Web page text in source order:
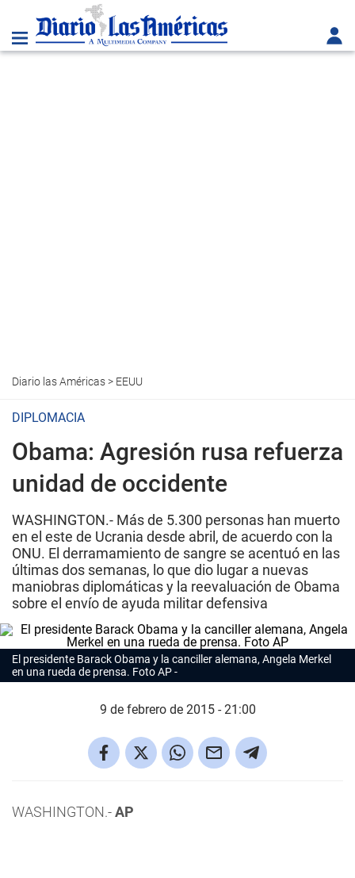
Diario las Américas> EEUU
DIPLOMACIA
Obama: Agresión rusa refuerza
unidad de occidente
WASHINGTON.- Más de 5.300 personas han muerto
en el este de Ucrania desde abril, de acuerdo con la
ONU. El derramamiento de sangre se acentuó en las
últimas dos semanas, lo que dio lugar a nuevas
maniobras diplomáticas y la reevaluación de Obama
sobre el envío de ayuda militar defensiva
El presidente Barack Obama y la canciller alemana, Angela Merkel
en una rueda de prensa. Foto AP
9 de febrero de 2015 - 21:00
WASHINGTON.-AP